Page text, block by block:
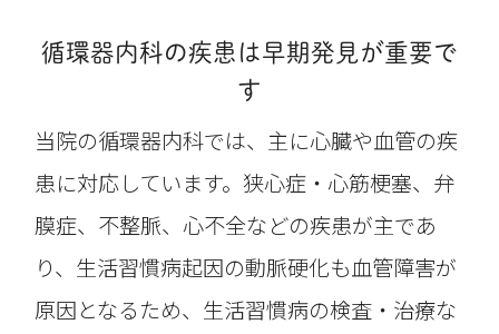
循環器内科の疾患は早期発見が重要で
す
当院の循環器内科では、主に心臓や血管の疾
患に対応しています。狭心症・心筋梗塞、弁
膜症、不整脈、心不全などの疾患が主であ
り、生活習慣病起因の動脈硬化も血管障害が
原因となるため、生活習慣病の検査・治療な